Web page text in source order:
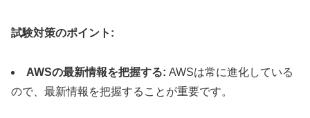
試験対策のポイント:
AWSの最新情報を把握する: AWSは常に進化している
ので、最新情報を把握することが重要です。